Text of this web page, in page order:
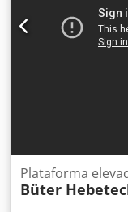
Plataforma
Büter